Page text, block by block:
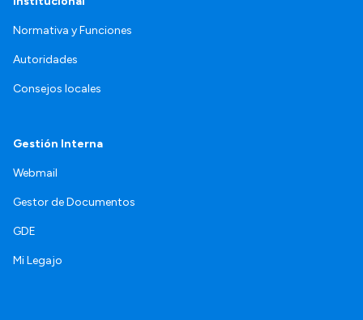
Normativa y Funciones
Autoridades
Consejos locales
Gestión Interna
Webmail
Gestor de Documentos
GDE
Mi Legajo